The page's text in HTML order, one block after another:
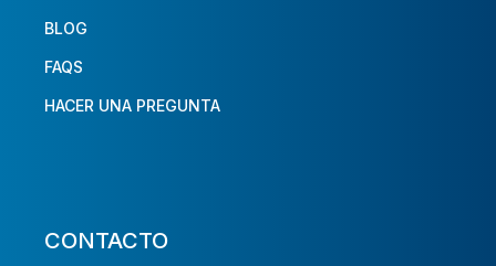
BLOG
FAQS
HACER UNA PREGUNTA
CONTACTO